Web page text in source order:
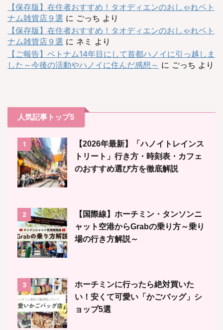
【保存版】在住者おすすめ！タオディエンのおしゃれベト
ナム雑貨店９選 に ごっち より
【保存版】在住者おすすめ！タオディエンのおしゃれベト
ナム雑貨店９選 に ネミ より
【ご報告】ベトナム14年目にして首都ハノイに引っ越しま
した～今後の活動やハノイに住んだ感想～ に ごっち より
人気記事トップ5
1
【2026年最新】「ハノイトレインス
トリート」行き方・時刻表・カフェ
のおすすめ選び方を徹底解説
2
【国際線】ホーチミン・タンソンニ
ャット空港からGrabの乗り方～乗り
場の行き方解説～
3
ホーチミンに行ったら絶対買いた
い！安くて可愛い「かごバッグ」シ
ョップ5選